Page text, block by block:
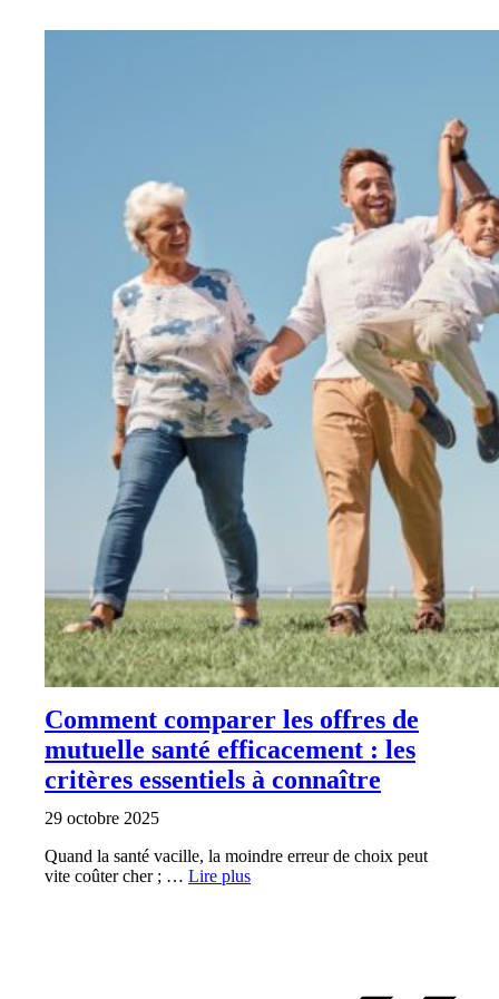
Comment comparer les offres de
mutuelle santé efficacement : les
critères essentiels à connaître
29 octobre 2025
Quand la santé vacille, la moindre erreur de choix peut
vite coûter cher ; … Lire plus